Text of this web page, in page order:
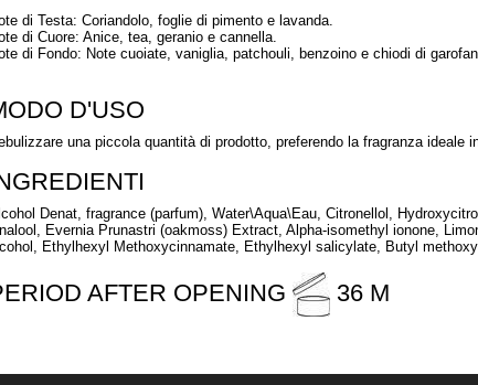
di Testa: Coriandolo, foglie di pimento e lavanda.
di Cuore: Anice, tea, geranio e cannella.
di Fondo: Note cuoiate, vaniglia, patchouli, benzoino e chiodi di
D'USO
una piccola quantità di prodotto, preferendo la fragranza ideale
Denat, fragrance (parfum), Water\Aqua\Eau, Citronellol,
Evernia Prunastri (oakmoss) Extract, Alpha-isomethyl ionone,
Ethylhexyl Methoxycinnamate, Ethylhexyl salicylate, Butyl
AFTER OPENING 36 M